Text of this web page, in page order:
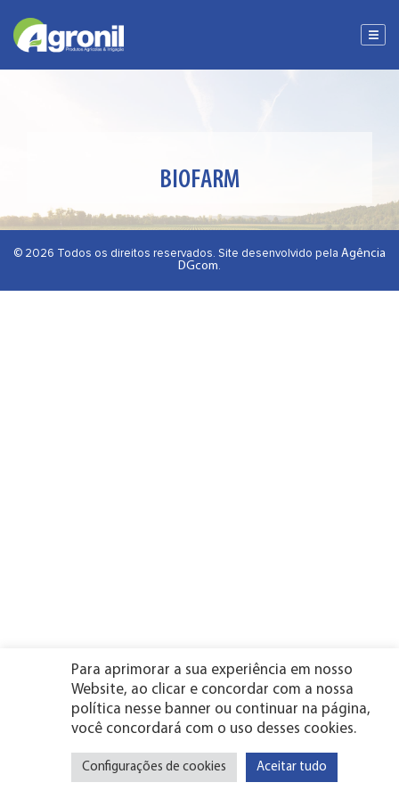
Vitória de
Parnamirim - RN Mamanguape - PB
BIOFARM
© 2026 Todos os direitos reservados. Site desenvolvido pela Agência
DGcom.
Para aprimorar a sua experiência em nosso
Website, ao clicar e concordar com a nossa
política nesse banner ou continuar na página,
você concordará com o uso desses cookies.
Configurações de cookies Aceitar tudo